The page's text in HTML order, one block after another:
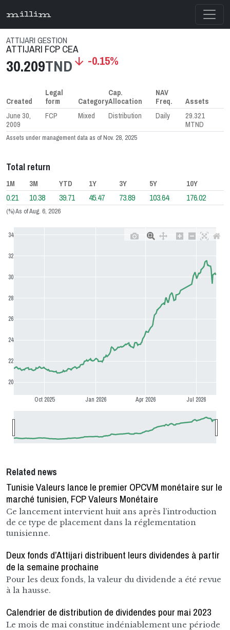
millim
ATTIJARI GESTION
ATTIJARI FCP CEA
30.209TND arrow_downward -0.15%
Assets under management data as of Nov. 28, 2025
Created
Legal
form
Category
Cap.
Allocation
NAV
Freq.
Assets
June 30,
2009
FCP Mixed Distribution Daily
29.321
MTND
Total return
(%) As of Aug. 6, 2026
1M 3M YTD 1Y 3Y 5Y 10Y
0.21 10.38 39.71 45.47 73.89 103.64 176.02
Oct 2025 Jan 2026 Apr 2026 Jul 2026
20
22
24
26
28
30
32
34
Related news
Tunisie Valeurs lance le premier OPCVM monétaire sur le
marché tunisien, FCP Valeurs Monétaire
Ce lancement intervient huit ans après l’introduction
de ce type de placement dans la réglementation
tunisienne.
Deux fonds d’Attijari distribuent leurs dividendes à partir
de la semaine prochaine
Pour les deux fonds, la valeur du dividende a été revue
à la hausse.
Calendrier de distribution de dividendes pour mai 2023
Le mois de mai constitue indéniablement une période